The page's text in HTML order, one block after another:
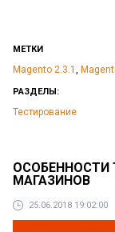
МЕТКИ
Magento 2.3.1 ,
РАЗДЕЛЫ:
Тестирование
ОСОБЕННОСТИ
МАГАЗИНОВ
25.06.2018 19:02:00